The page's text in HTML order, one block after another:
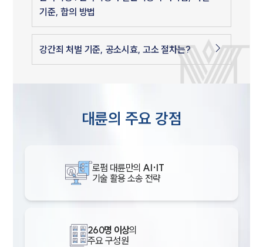
기준, 합의 방법
강간죄 처벌 기준, 공소시효, 고소 절차는?
대륜의 주요 강점
로펌 대륜만의 AI·IT
기술 활용 소송 전략
260명 이상의
주요 구성원